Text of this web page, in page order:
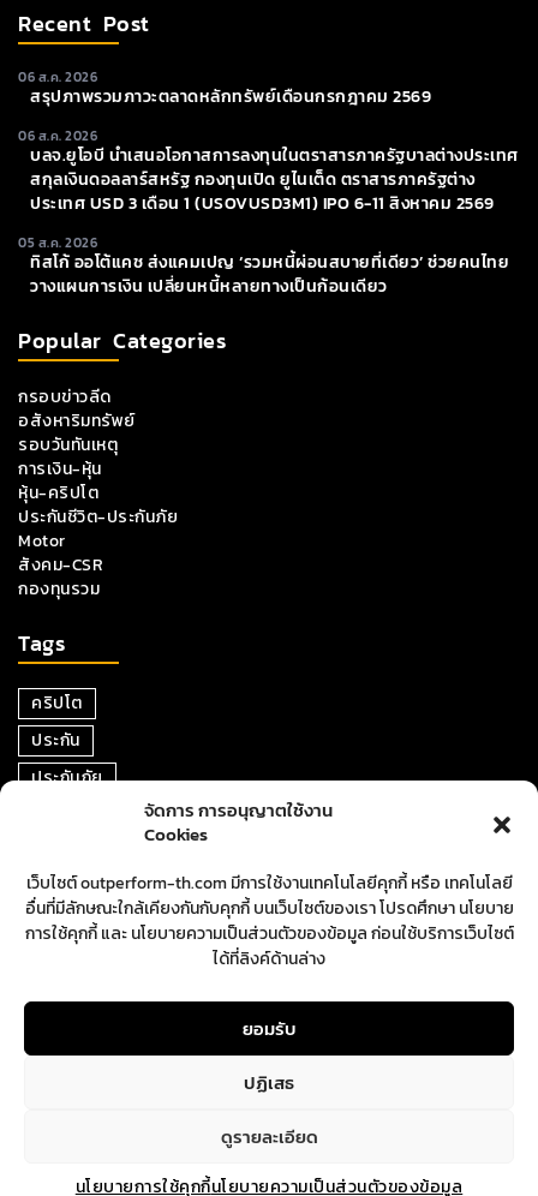
จัดการ การอนุญาตใช้งาน
Cookies
เว็บไซต์ outperform-th.com มีการใช้งานเทคโนโลยีคุกกี้ หรือ เทคโนโลยี
อื่นที่มีลักษณะใกล้เคียงกันกับคุกกี้ บนเว็บไซต์ของเรา โปรดศึกษา นโยบาย
การใช้คุกกี้ และ นโยบายความเป็นส่วนตัวของข้อมูล ก่อนใช้บริการเว็บไซต์
ได้ที่ลิงค์ด้านล่าง
ยอมรับ
ปฏิเสธ
ดูรายละเอียด
นโยบายการใช้คุกกี้นโยบายความเป็นส่วนตัวของข้อมูล
Recent Post
06 ส.ค. 2026
สรุปภาพรวมภาวะตลาดหลักทรัพย์เดือนกรกฎาคม 2569
06 ส.ค. 2026
บลจ.ยูโอบี นำเสนอโอกาสการลงทุนในตราสารภาครัฐบาลต่างประเทศ
สกุลเงินดอลลาร์สหรัฐ กองทุนเปิด ยูไนเต็ด ตราสารภาครัฐต่าง
ประเทศ USD 3 เดือน 1 (USOVUSD3M1) IPO 6-11 สิงหาคม 2569
05 ส.ค. 2026
ทิสโก้ ออโต้แคช ส่งแคมเปญ ‘รวมหนี้ผ่อนสบายที่เดียว’ ช่วยคนไทย
วางแผนการเงิน เปลี่ยนหนี้หลายทางเป็นก้อนเดียว
Popular Categories
กรอบข่าวลีด
อสังหาริมทรัพย์
รอบวันทันเหตุ
การเงิน-หุ้น
หุ้น-คริปโต
ประกันชีวิต-ประกันภัย
Motor
สังคม-CSR
กองทุนรวม
Tags
คริปโต
ประกัน
ประกันภัย
ตราสารหนี้
อสังหาริมทรัพย์
ตลาดหุ้น